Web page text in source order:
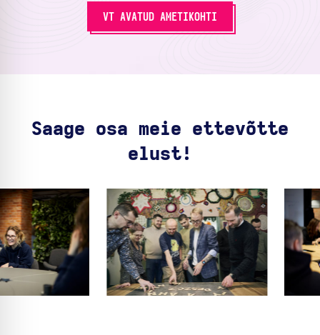
VT AVATUD AMETIKOHTI
Saage osa meie ettevõtte
elust!